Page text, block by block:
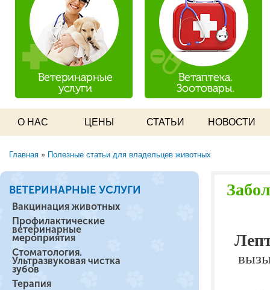
О НАС ЦЕНЫ СТАТЬИ НОВОСТИ
Вы здесь
Главная » Полезные статьи для владельцев животных
ВЕТЕРИНАРНЫЕ УСЛУГИ
Вакцинация животных
Профилактические
ветеринарные
мероприятия
Стоматология.
Ультразвуковая чистка
зубов
Терапия